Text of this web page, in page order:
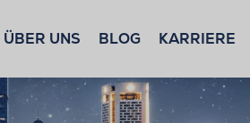
ÜBER UNS BLOG KARRIERE